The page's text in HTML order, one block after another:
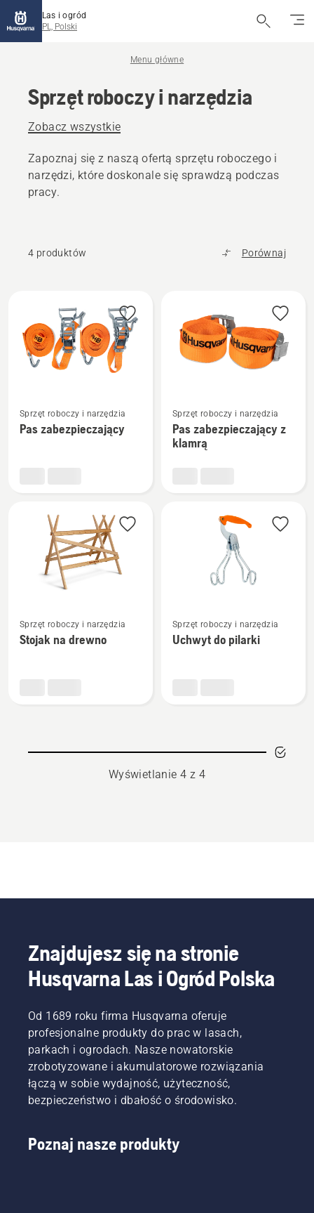
Las i ogród
PL, Polski
Menu główne
Sprzęt roboczy i narzędzia
Zobacz wszystkie
Zapoznaj się z naszą ofertą sprzętu roboczego i
narzędzi, które doskonale się sprawdzą podczas
pracy.
4 produktów Porównaj
produkty
więcej
szczegółów
Sprzęt roboczy i narzędzia
Pas zabezpieczający
więcej
szczegółów
Sprzęt roboczy i narzędzia
Pas zabezpieczający z
klamrą
więcej
szczegółów
Sprzęt roboczy i narzędzia
Stojak na drewno
więcej
szczegółów
Sprzęt roboczy i narzędzia
Uchwyt do pilarki
Wyświetlanie 4 z 4
Znajdujesz się na stronie
Husqvarna Las i Ogród Polska
Od 1689 roku firma Husqvarna oferuje
profesjonalne produkty do prac w lasach,
parkach i ogrodach. Nasze nowatorskie
zrobotyzowane i akumulatorowe rozwiązania
łączą w sobie wydajność, użyteczność,
bezpieczeństwo i dbałość o środowisko.
Poznaj nasze produkty